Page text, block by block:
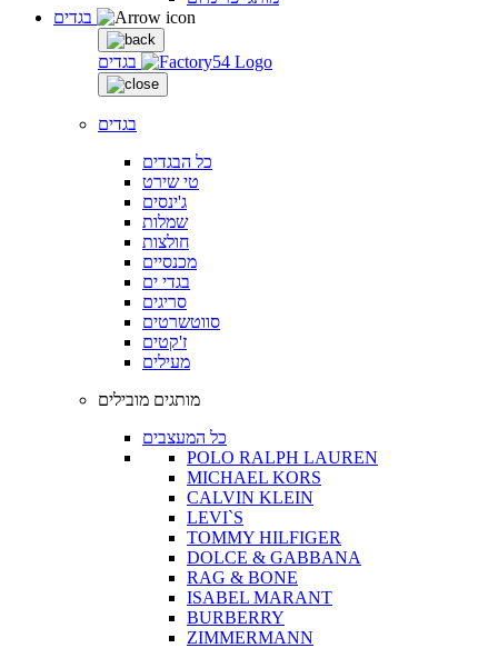
בגדים
בגדים
כל הבגדים
טי שירט
ג'ינסים
שמלות
חולצות
מכנסיים
בגדי ים
סריגים
סווטשרטים
ז'קטים
מעילים
מותגים מובילים
כל המעצבים
POLO RALPH LAUREN
MICHAEL KORS
CALVIN KLEIN
LEVI`S
TOMMY HILFIGER
DOLCE & GABBANA
RAG & BONE
ISABEL MARANT
BURBERRY
ZIMMERMANN